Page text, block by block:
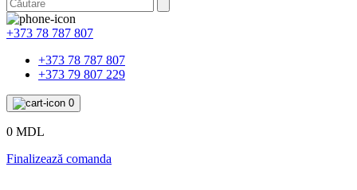
+373 78 787 807
+373 78 787 807
+373 79 807 229
0
0 MDL
Finalizează comanda